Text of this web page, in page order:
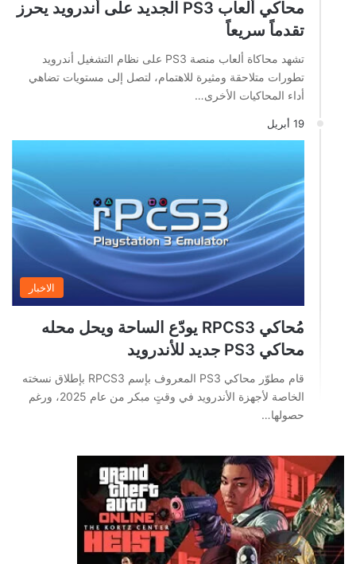
محاكي ألعاب PS3 الجديد على أندرويد يحرز
تقدماً سريعاً
تشهد محاكاة ألعاب منصة PS3 على نظام التشغيل أندرويد
تطورات متلاحقة ومثيرة للاهتمام، لتصل إلى مستويات تضاهي
أداء المحاكيات الأخرى…
19 أبريل
الاخبار
مُحاكي RPCS3 يودّع الساحة ويحل محله
محاكي PS3 جديد للأندرويد
قام مطوّر محاكي PS3 المعروف بإسم RPCS3 بإطلاق نسخته
الخاصة لأجهزة الأندرويد في وقتٍ مبكر من عام 2025، ورغم
حصولها…